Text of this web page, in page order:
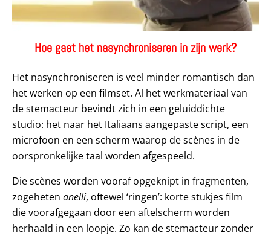
Hoe gaat het nasynchroniseren in zijn werk?
Het nasynchroniseren is veel minder romantisch dan
het werken op een filmset. Al het werkmateriaal van
de stemacteur bevindt zich in een geluiddichte
studio: het naar het Italiaans aangepaste script, een
microfoon en een scherm waarop de scènes in de
oorspronkelijke taal worden afgespeeld.
Die scènes worden vooraf opgeknipt in fragmenten,
zogeheten anelli, oftewel ‘ringen’: korte stukjes film
die voorafgegaan door een aftelscherm worden
herhaald in een loopje. Zo kan de stemacteur zonder